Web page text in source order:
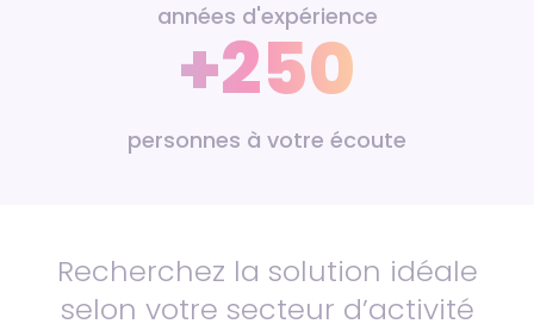
années d'expérience
+250
personnes à votre écoute
Recherchez la solution idéale
selon votre secteur d’activité